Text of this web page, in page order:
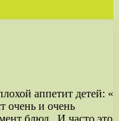
аппетит детей: «
очень и очень
блюд. И часто это